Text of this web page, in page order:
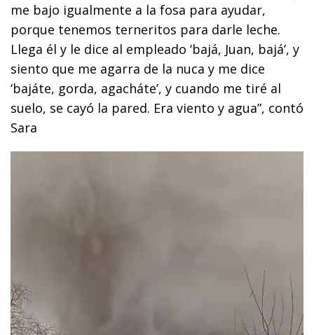
me bajo igualmente a la fosa para ayudar,
porque tenemos terneritos para darle leche.
Llega él y le dice al empleado ‘bajá, Juan, bajá’, y
siento que me agarra de la nuca y me dice
‘bajáte, gorda, agacháte’, y cuando me tiré al
suelo, se cayó la pared. Era viento y agua”, contó
Sara